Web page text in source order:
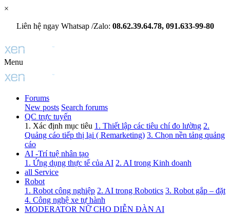
×
Liên hệ ngay Whatsap /Zalo: 08.62.39.64.78, 091.633-99-80
Menu
Forums
New posts Search forums
QC trực tuyến
1. Xác định mục tiêu 1. Thiết lập các tiêu chí đo lường 2.
Quảng cáo tiếp thị lại ( Remarketing) 3. Chọn nền tảng quảng
cáo
AI -Trí tuệ nhân tạo
1. Ứng dụng thực tế của AI 2. AI trong Kinh doanh
all Service
Robot
1. Robot công nghiệp 2. AI trong Robotics 3. Robot gắp – đặt
4. Công nghệ xe tự hành
MODERATOR NỮ CHO DIỄN ĐÀN AI